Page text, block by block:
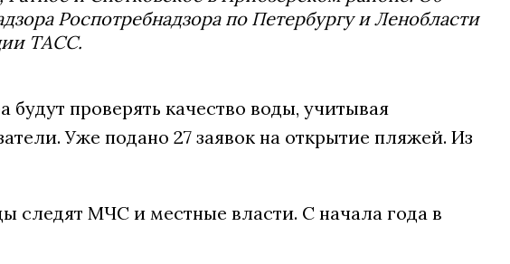
Роспотребнадзора по Петербургу и Ленобласти
ТАСС.
проверять качество воды, учитывая
Уже подано 27 заявок на открытие пляжей. Из
следят МЧС и местные власти. С начала года в